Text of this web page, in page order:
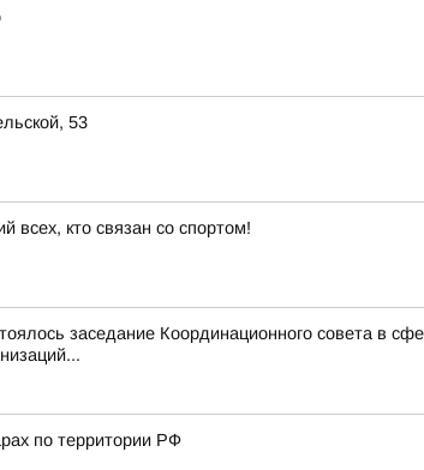
53
всех, кто связан со спортом!
заседание Координационного совета в
по территории РФ